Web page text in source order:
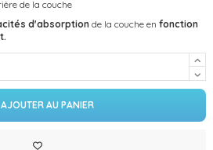
de la couche
d'absorption de la couche en fonction
AJOUTER AU PANIER